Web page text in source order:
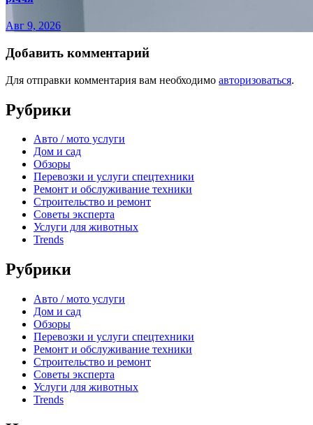
Авг 9, 2026
Добавить комментарий
Для отправки комментария вам необходимо авторизоваться.
Рубрики
Авто / мото услуги
Дом и сад
Обзоры
Перевозки и услуги спецтехники
Ремонт и обслуживание техники
Строительство и ремонт
Советы эксперта
Услуги для животных
Trends
Рубрики
Авто / мото услуги
Дом и сад
Обзоры
Перевозки и услуги спецтехники
Ремонт и обслуживание техники
Строительство и ремонт
Советы эксперта
Услуги для животных
Trends